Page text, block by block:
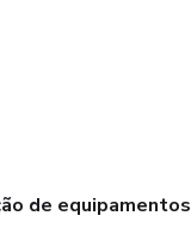
de equipamentos